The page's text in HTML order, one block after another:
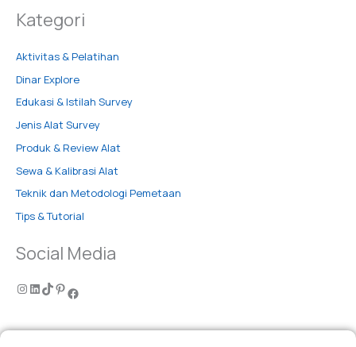
Kategori
Aktivitas & Pelatihan
Dinar Explore
Edukasi & Istilah Survey
Jenis Alat Survey
Produk & Review Alat
Sewa & Kalibrasi Alat
Teknik dan Metodologi Pemetaan
Tips & Tutorial
Social Media